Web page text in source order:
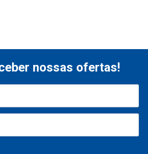
nossas ofertas!